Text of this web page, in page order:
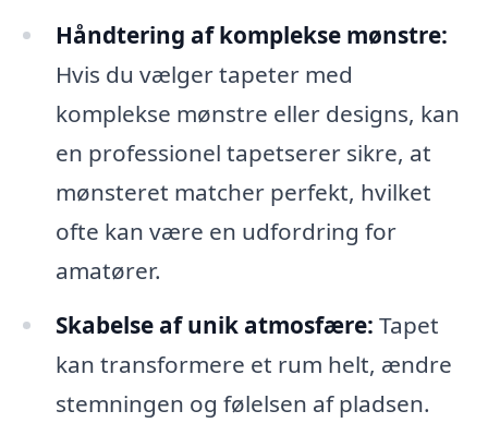
Håndtering af komplekse mønstre:
Hvis du vælger tapeter med
komplekse mønstre eller designs, kan
en professionel tapetserer sikre, at
mønsteret matcher perfekt, hvilket
ofte kan være en udfordring for
amatører.
Skabelse af unik atmosfære: Tapet
kan transformere et rum helt, ændre
stemningen og følelsen af pladsen.